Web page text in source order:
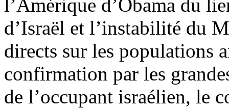
l’Amérique d’Obama du
d’Israël et l’instabilité du
directs sur les populations
confirmation par les
de l’occupant israélien, le